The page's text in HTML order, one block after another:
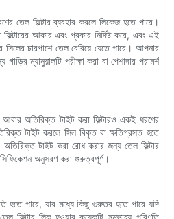
তেল ফিল্টার ব্যবহার করলে লিকেজ হতে পারে।
আকার এবং প্রকার নির্দিষ্ট করে, এবং এই
সিলের চারপাশে তেল বেরিয়ে যেতে পারে। আপনার
গাড়ির ম্যানুয়ালটি পরীক্ষা করা বা পেশাদার পরামর্শ
আবার অতিরিক্ত টাইট করা ফিল্টারও একই ধরণের
টাইট করলে সিল বিকৃত বা ক্ষতিগ্রস্ত হতে
টাইট করা রোধ করার জন্য তেল ফিল্টার
অনুসরণ করা গুরুত্বপূর্ণ।
হতে পারে, যার মধ্যে কিছু গুরুতর হতে পারে যদি